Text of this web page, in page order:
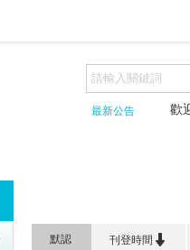
最新公告 歡迎加
默認 刊登時間 